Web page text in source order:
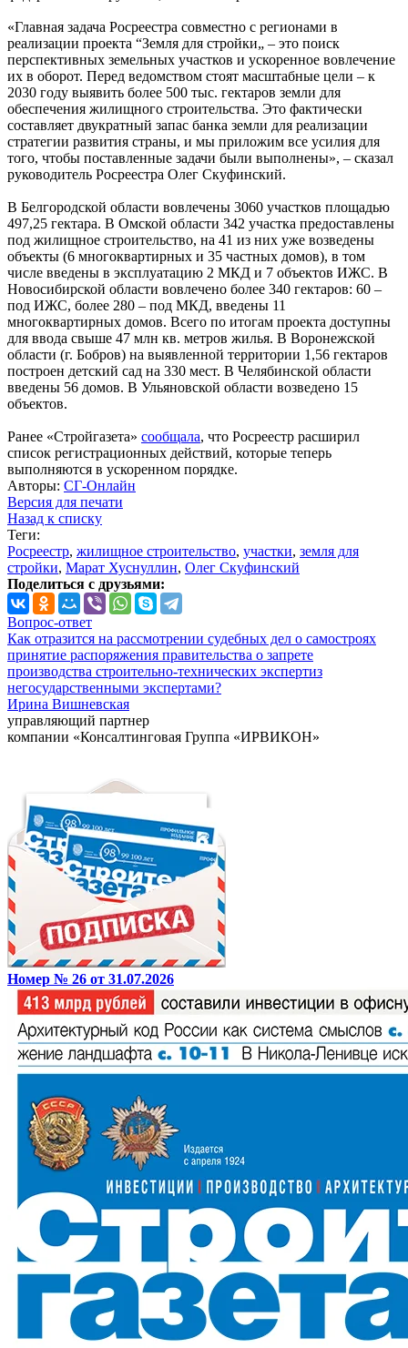
«Главная задача Росреестра совместно с регионами в
реализации проекта “Земля для стройки„ – это поиск
перспективных земельных участков и ускоренное вовлечение
их в оборот. Перед ведомством стоят масштабные цели – к
2030 году выявить более 500 тыс. гектаров земли для
обеспечения жилищного строительства. Это фактически
составляет двукратный запас банка земли для реализации
стратегии развития страны, и мы приложим все усилия для
того, чтобы поставленные задачи были выполнены», – сказал
руководитель Росреестра Олег Скуфинский.
В Белгородской области вовлечены 3060 участков площадью
497,25 гектара. В Омской области 342 участка предоставлены
под жилищное строительство, на 41 из них уже возведены
объекты (6 многоквартирных и 35 частных домов), в том
числе введены в эксплуатацию 2 МКД и 7 объектов ИЖС. В
Новосибирской области вовлечено более 340 гектаров: 60 –
под ИЖС, более 280 – под МКД, введены 11
многоквартирных домов. Всего по итогам проекта доступны
для ввода свыше 47 млн кв. метров жилья. В Воронежской
области (г. Бобров) на выявленной территории 1,56 гектаров
построен детский сад на 330 мест. В Челябинской области
введены 56 домов. В Ульяновской области возведено 15
объектов.
Ранее «Стройгазета» сообщала, что Росреестр расширил
список регистрационных действий, которые теперь
выполняются в ускоренном порядке.
Авторы: СГ-Онлайн
Версия для печати
Назад к списку
Теги:
Росреестр, жилищное строительство, участки, земля для
стройки, Марат Хуснуллин, Олег Скуфинский
Поделиться с друзьями:
Вопрос-ответ
Как отразится на рассмотрении судебных дел о самостроях
принятие распоряжения правительства о запрете
производства строительно-технических экспертиз
негосударственными экспертами?
Ирина Вишневская
управляющий партнер
компании «Консалтинговая Группа «ИРВИКОН»
Номер № 26 от 31.07.2026